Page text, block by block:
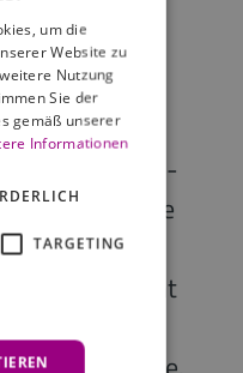
SAXX
unter
Nespresso-
steht
um die
Website zu
Nutzung
Sie der
gemäß unserer
Informationen
TARGETING